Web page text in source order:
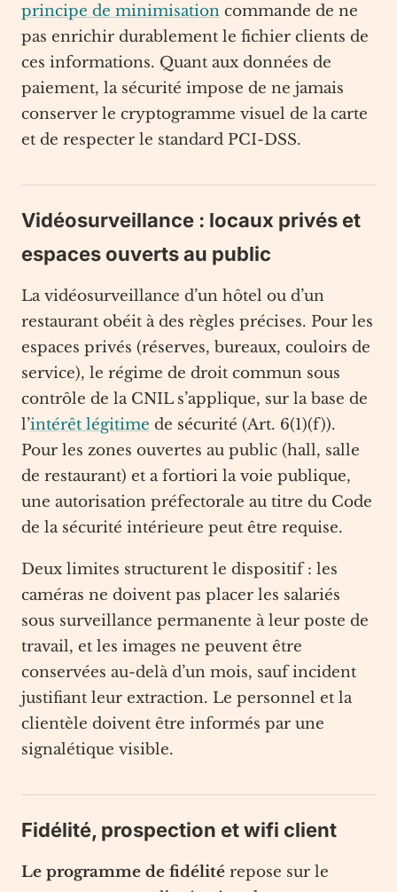
principe de minimisation commande de ne
pas enrichir durablement le fichier clients de
ces informations. Quant aux données de
paiement, la sécurité impose de ne jamais
conserver le cryptogramme visuel de la carte
et de respecter le standard PCI-DSS.
Vidéosurveillance : locaux privés et
espaces ouverts au public
La vidéosurveillance d’un hôtel ou d’un
restaurant obéit à des règles précises. Pour les
espaces privés (réserves, bureaux, couloirs de
service), le régime de droit commun sous
contrôle de la CNIL s’applique, sur la base de
l’intérêt légitime de sécurité (Art. 6(1)(f)).
Pour les zones ouvertes au public (hall, salle
de restaurant) et a fortiori la voie publique,
une autorisation préfectorale au titre du Code
de la sécurité intérieure peut être requise.
Deux limites structurent le dispositif : les
caméras ne doivent pas placer les salariés
sous surveillance permanente à leur poste de
travail, et les images ne peuvent être
conservées au-delà d’un mois, sauf incident
justifiant leur extraction. Le personnel et la
clientèle doivent être informés par une
signalétique visible.
Fidélité, prospection et wifi client
Le programme de fidélité repose sur le